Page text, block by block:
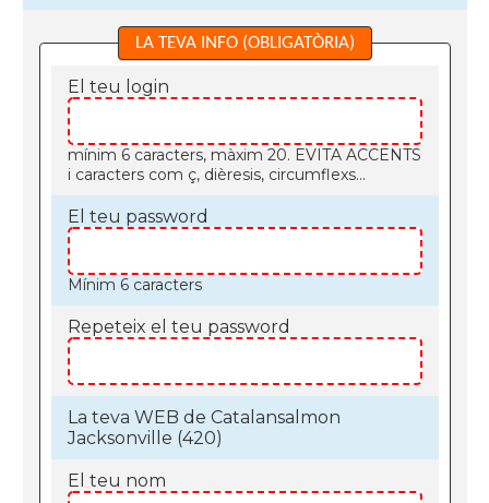
LA TEVA INFO (OBLIGATÒRIA)
El teu login
mínim 6 caracters, màxim 20. EVITA ACCENTS
i caracters com ç, dièresis, circumflexs...
El teu password
Mínim 6 caracters
Repeteix el teu password
La teva WEB de Catalansalmon
Jacksonville (420)
El teu nom